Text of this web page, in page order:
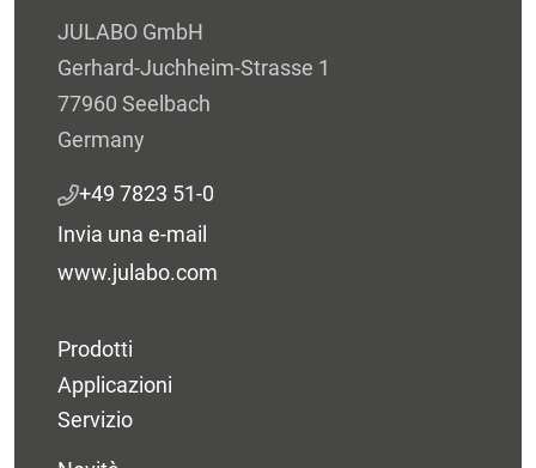
JULABO GmbH
Gerhard-Juchheim-Strasse 1
77960 Seelbach
Germany
+49 7823 51-0
Invia una e-mail
www.julabo.com
Prodotti
Applicazioni
Servizio